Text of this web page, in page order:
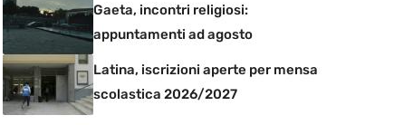
Gaeta, incontri religiosi:
appuntamenti ad agosto
Latina, iscrizioni aperte per mensa
scolastica 2026/2027